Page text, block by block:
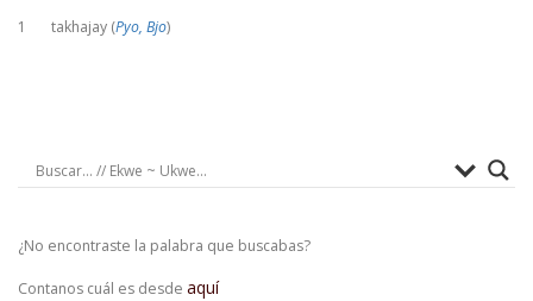
1 takhajay (Pyo, Bjo)
¿No encontraste la palabra que buscabas?
Contanos cuál es desde aquí